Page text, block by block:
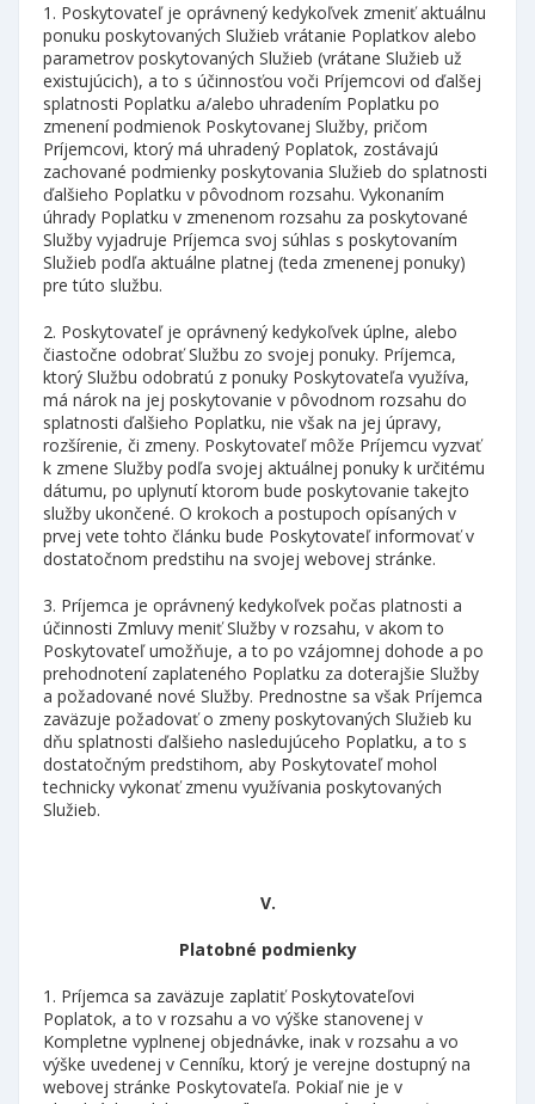
1. Poskytovateľ je oprávnený kedykoľvek zmeniť aktuálnu
ponuku poskytovaných Služieb vrátanie Poplatkov alebo
parametrov poskytovaných Služieb (vrátane Služieb už
existujúcich), a to s účinnosťou voči Príjemcovi od ďalšej
splatnosti Poplatku a/alebo uhradením Poplatku po
zmenení podmienok Poskytovanej Služby, pričom
Príjemcovi, ktorý má uhradený Poplatok, zostávajú
zachované podmienky poskytovania Služieb do splatnosti
ďalšieho Poplatku v pôvodnom rozsahu. Vykonaním
úhrady Poplatku v zmenenom rozsahu za poskytované
Služby vyjadruje Príjemca svoj súhlas s poskytovaním
Služieb podľa aktuálne platnej (teda zmenenej ponuky)
pre túto službu.
2. Poskytovateľ je oprávnený kedykoľvek úplne, alebo
čiastočne odobrať Službu zo svojej ponuky. Príjemca,
ktorý Službu odobratú z ponuky Poskytovateľa využíva,
má nárok na jej poskytovanie v pôvodnom rozsahu do
splatnosti ďalšieho Poplatku, nie však na jej úpravy,
rozšírenie, či zmeny. Poskytovateľ môže Príjemcu vyzvať
k zmene Služby podľa svojej aktuálnej ponuky k určitému
dátumu, po uplynutí ktorom bude poskytovanie takejto
služby ukončené. O krokoch a postupoch opísaných v
prvej vete tohto článku bude Poskytovateľ informovať v
dostatočnom predstihu na svojej webovej stránke.
3. Príjemca je oprávnený kedykoľvek počas platnosti a
účinnosti Zmluvy meniť Služby v rozsahu, v akom to
Poskytovateľ umožňuje, a to po vzájomnej dohode a po
prehodnotení zaplateného Poplatku za doterajšie Služby
a požadované nové Služby. Prednostne sa však Príjemca
zaväzuje požadovať o zmeny poskytovaných Služieb ku
dňu splatnosti ďalšieho nasledujúceho Poplatku, a to s
dostatočným predstihom, aby Poskytovateľ mohol
technicky vykonať zmenu využívania poskytovaných
Služieb.
V.
Platobné podmienky
1. Príjemca sa zaväzuje zaplatiť Poskytovateľovi
Poplatok, a to v rozsahu a vo výške stanovenej v
Kompletne vyplnenej objednávke, inak v rozsahu a vo
výške uvedenej v Cenníku, ktorý je verejne dostupný na
webovej stránke Poskytovateľa. Pokiaľ nie je v